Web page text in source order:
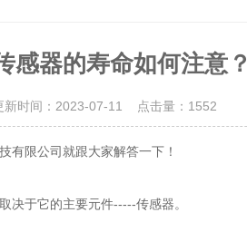
感器的寿命如何注意？
时间：2023-07-11 点击量： 1552
有限公司就跟大家解答一下！
决于它的主要元件-----传感器。